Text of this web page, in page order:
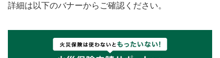
詳細は以下のバナーからご確認ください。